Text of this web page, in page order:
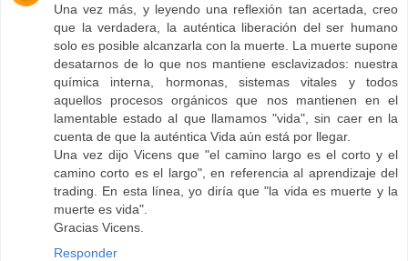
Una vez más, y leyendo una reflexión tan acertada, creo
que la verdadera, la auténtica liberación del ser humano
solo es posible alcanzarla con la muerte. La muerte supone
desatarnos de lo que nos mantiene esclavizados: nuestra
química interna, hormonas, sistemas vitales y todos
aquellos procesos orgánicos que nos mantienen en el
lamentable estado al que llamamos "vida", sin caer en la
cuenta de que la auténtica Vida aún está por llegar.
Una vez dijo Vicens que "el camino largo es el corto y el
camino corto es el largo", en referencia al aprendizaje del
trading. En esta línea, yo diría que "la vida es muerte y la
muerte es vida".
Gracias Vicens.
Responder